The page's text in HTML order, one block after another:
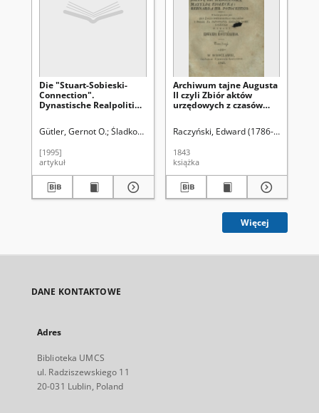
Die "Stuart-Sobieski-
Connection".
Dynastische Realpolitik
Gütler, Gernot O. Śladkowski, Wiesław (1935- ). Red.
[1995]
artykuł
Archiwum tajne Augusta
II czyli Zbiór aktów
urzędowych z czasów
Raczyński, Edward (1786-1845). Wyd.
1843
książka
Więcej
DANE KONTAKTOWE
Adres
Biblioteka UMCS
ul. Radziszewskiego 11
20-031 Lublin, Poland